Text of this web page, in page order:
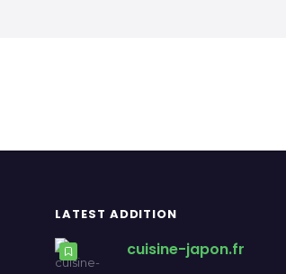
LATEST ADDITION
cuisine-japon.fr